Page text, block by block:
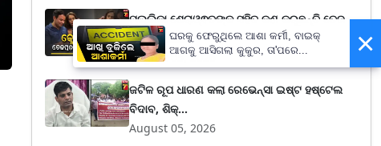
ମଲ୍ଲିକା ଶେରାଓ୍ଵତଙ୍କ ସହିତ କଣ କରୁଛନ୍ତି ତେଜ
ପ୍ରତାପ ଯା...
August 05, 2026
ଜଟିଳ ରୂପ ଧାରଣ କଲା ରେଭେନ୍ସା ଇଷ୍ଟ ହଷ୍ଟେଲ
ବିଦାବ, ଶିକ୍...
August 05, 2026
×
ଘରକୁ ଫେରୁଥିଲେ ଆଶା କର୍ମୀ, ବାଇକ୍
ଆଗକୁ ଆସିଗଲା କୁକୁର, ତା'ପରେ...